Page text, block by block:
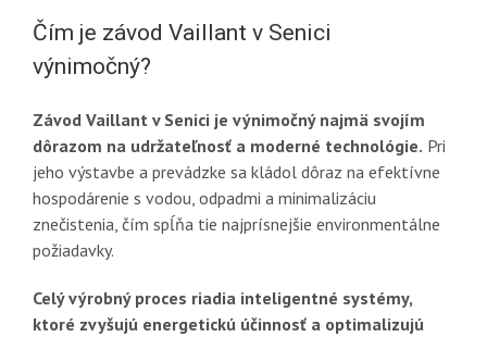
Čím je závod Vaillant v Senici
výnimočný?
Závod Vaillant v Senici je výnimočný najmä svojím
dôrazom na udržateľnosť a moderné technológie. Pri
jeho výstavbe a prevádzke sa kládol dôraz na efektívne
hospodárenie s vodou, odpadmi a minimalizáciu
znečistenia, čím spĺňa tie najprísnejšie environmentálne
požiadavky.
Celý výrobný proces riadia inteligentné systémy,
ktoré zvyšujú energetickú účinnosť a optimalizujú